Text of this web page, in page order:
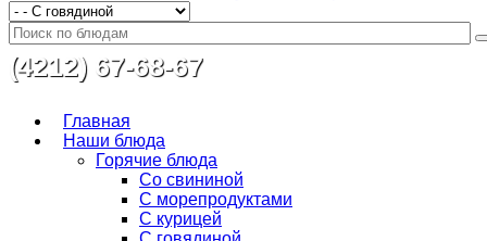
(4212) 67-68-67
Главная
Наши блюда
Горячие блюда
Со свининой
С морепродуктами
С курицей